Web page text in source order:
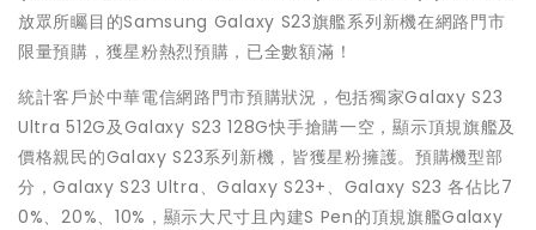
放眾所矚目的Samsung Galaxy S23旗艦系列新機在網路門市
限量預購，獲星粉熱烈預購，已全數額滿！
統計客戶於中華電信網路門市預購狀況，包括獨家Galaxy S23
Ultra 512G及Galaxy S23 128G快手搶購一空，顯示頂規旗艦及
價格親民的Galaxy S23系列新機，皆獲星粉擁護。預購機型部
分，Galaxy S23 Ultra、Galaxy S23+、Galaxy S23 各佔比7
0%、20%、10%，顯示大尺寸且內建S Pen的頂規旗艦Galaxy